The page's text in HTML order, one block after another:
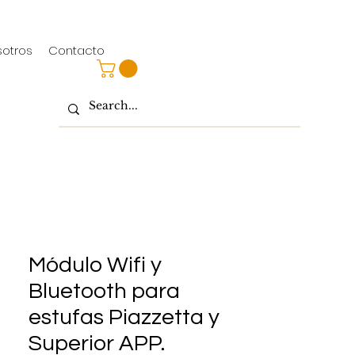
Módulo Wifi y
Bluetooth para
estufas Piazzetta y
Superior APP.
Contacto